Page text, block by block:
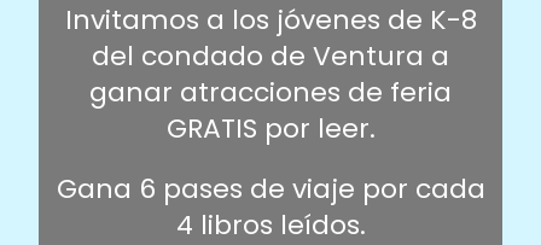
Invitamos a los jóvenes de K-8
del condado de Ventura a
ganar atracciones de feria
GRATIS por leer.
Gana 6 pases de viaje por cada
4 libros leídos.